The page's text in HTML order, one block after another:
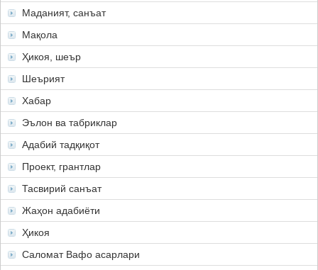
Маданият, санъат
Мақола
Ҳикоя, шеър
Шеърият
Хабар
Эълон ва табриклар
Адабий тадқиқот
Проект, грантлар
Тасвирий санъат
Жаҳон адабиёти
Ҳикоя
Саломат Вафо асарлари